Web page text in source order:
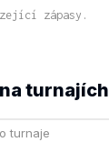
zápasy.
turnajích